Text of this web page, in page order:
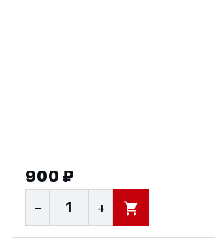
900 ₽
− + В КОРЗИНУ